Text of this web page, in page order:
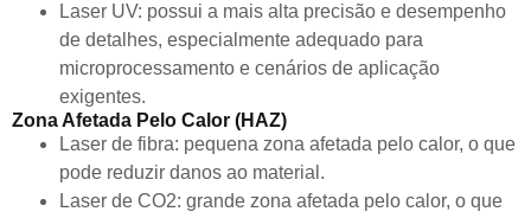
Laser UV: possui a mais alta precisão e desempenho
de detalhes, especialmente adequado para
microprocessamento e cenários de aplicação
exigentes.
Zona Afetada Pelo Calor (HAZ)
Laser de fibra: pequena zona afetada pelo calor, o que
pode reduzir danos ao material.
Laser de CO2: grande zona afetada pelo calor, o que